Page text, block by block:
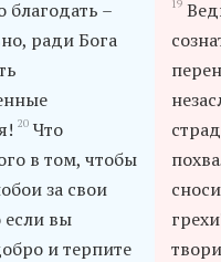
благодать –
ради Бога
20 Что
в том, чтобы
за свои
если вы
и терпите
19